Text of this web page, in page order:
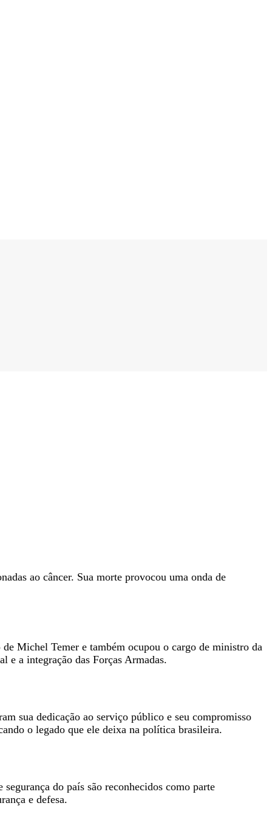
ao câncer. Sua morte provocou uma onda de
Michel Temer e também ocupou o cargo de ministro da
e a integração das Forças Armadas.
sua dedicação ao serviço público e seu compromisso
o legado que ele deixa na política brasileira.
do país são reconhecidos como parte
e defesa.